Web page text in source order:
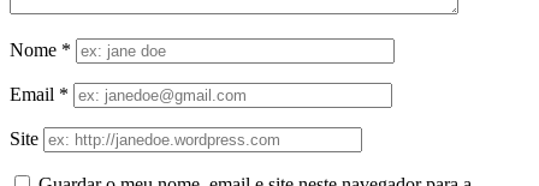
Nome *
Email *
Site